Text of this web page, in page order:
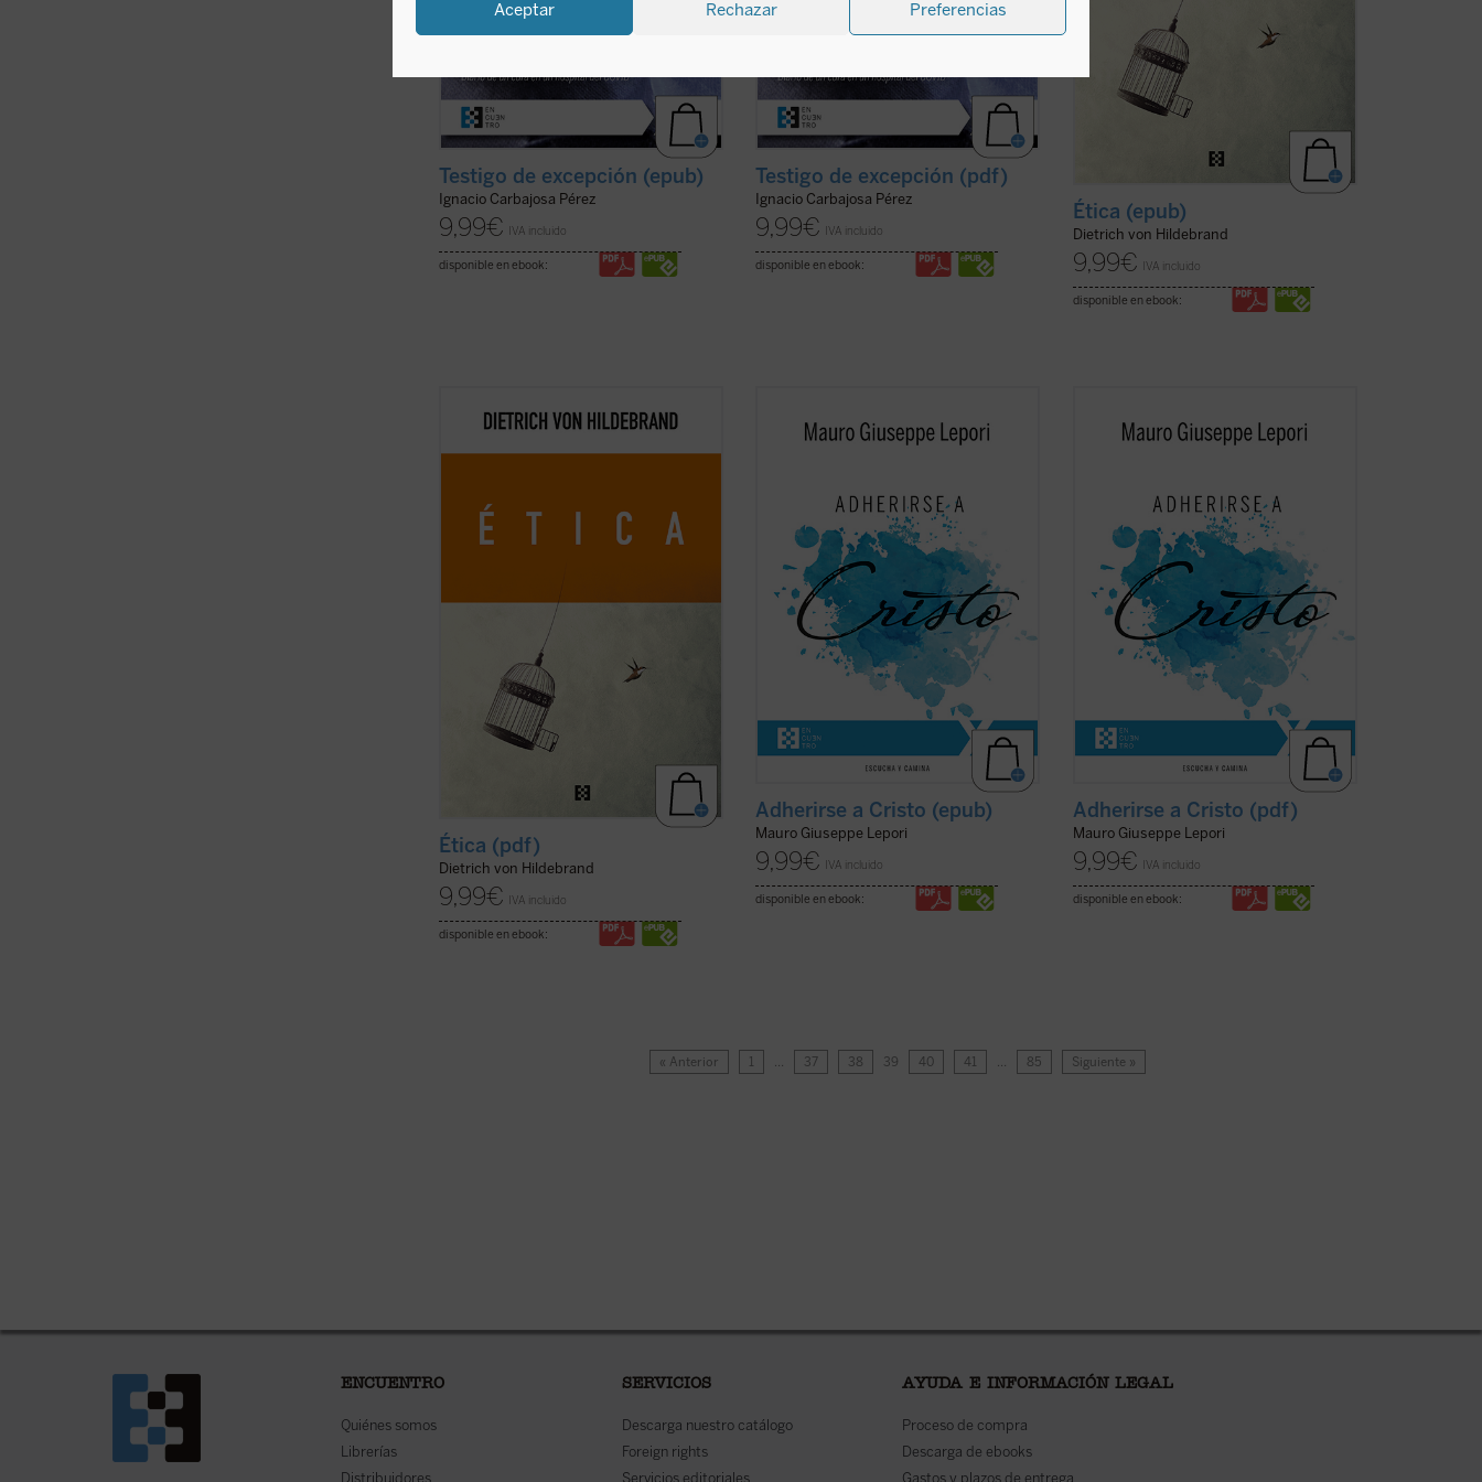
Aceptar Rechazar Preferencias
Testigo de excepción (epub)
Ignacio Carbajosa Pérez
9,99€ IVA incluido
disponible en ebook:
Testigo de excepción (pdf)
Ignacio Carbajosa Pérez
9,99€ IVA incluido
disponible en ebook:
Ética (epub)
Dietrich von Hildebrand
9,99€ IVA incluido
disponible en ebook:
Este libro es ya un clásico de la filosofía
profundidad de sus tesis, deslumbrante
experiencia cotidiana, una descripción
global de ...
Ética (pdf)
Dietrich von Hildebrand
9,99€ IVA incluido
disponible en ebook:
Escucha y caminarecoge un nuevo ciclo
capitulares", el P. Mauro Lepori, abad
general de la Orden del Císter, ofrece en
el marco del Curso ...(ver ficha)
Adherirse a Cristo (epub)
Mauro Giuseppe Lepori
9,99€ IVA incluido
disponible en ebook:
Escucha y caminarecoge un nuevo ciclo
capitulares", el P. Mauro Lepori, abad
general de la Orden del Císter, ofrece en
el marco del Curso ...(ver ficha)
Adherirse a Cristo (pdf)
Mauro Giuseppe Lepori
9,99€ IVA incluido
disponible en ebook:
« Anterior 1 … 37 38 39 40 41 … 85 Siguiente »
ENCUENTRO
Quiénes somos
Librerías
Distribuidores
SERVICIOS
Descarga nuestro catálogo
Foreign rights
Servicios editoriales
AYUDA E INFORMACIÓN LEGAL
Proceso de compra
Descarga de ebooks
Gastos y plazos de entrega